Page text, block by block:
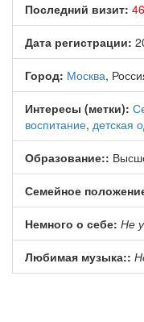
Последний визит:
Дата регистрации:
Город: Москва,
Интересы (метки):
воспитание, детская
Образование::
Семейное
Немного о себе: Не
Любимая музыка::